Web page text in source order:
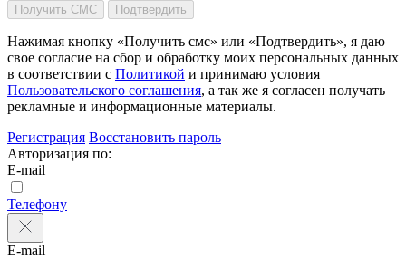
Получить СМС Подтвердить
Нажимая кнопку «Получить смс» или «Подтвердить», я даю
свое согласие на сбор и обработку моих персональных данных
в соответствии с Политикой и принимаю условия
Пользовательского соглашения, а так же я согласен получать
рекламные и информационные материалы.
Регистрация Восстановить пароль
Авторизация по:
E-mail
Телефону
E-mail